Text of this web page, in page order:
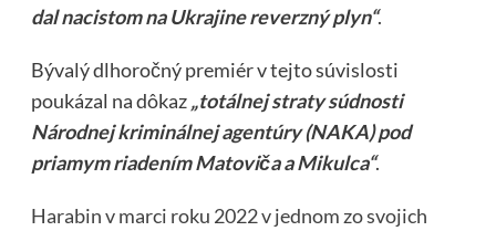
dal nacistom na Ukrajine reverzný plyn“.
Bývalý dlhoročný premiér v tejto súvislosti
poukázal na dôkaz„totálnej straty súdnosti
Národnej kriminálnej agentúry (NAKA) pod
priamym riadením Matoviča a Mikulca“.
Harabin v marci roku 2022 v jednom zo svojich